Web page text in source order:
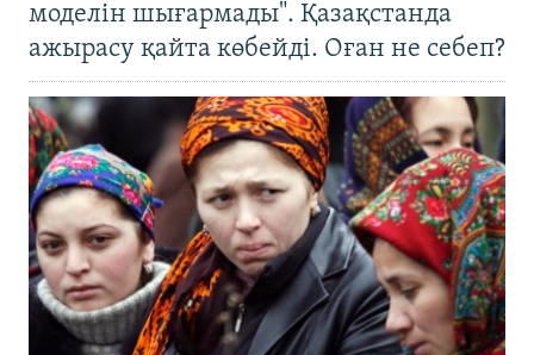
моделін шығармады". Қазақстанда
ажырасу қайта көбейді. Оған не себеп?